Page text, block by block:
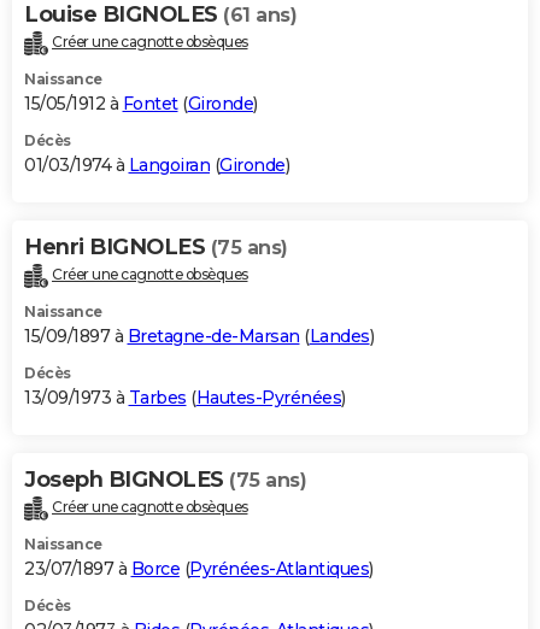
Louise BIGNOLES (61 ans)
Créer une cagnotte obsèques
Naissance
15/05/1912 à Fontet(Gironde)
Décès
01/03/1974 à Langoiran (Gironde)
Henri BIGNOLES (75 ans)
Créer une cagnotte obsèques
Naissance
15/09/1897 à Bretagne-de-Marsan (Landes)
Décès
13/09/1973 à Tarbes (Hautes-Pyrénées)
Joseph BIGNOLES (75 ans)
Créer une cagnotte obsèques
Naissance
23/07/1897 à Borce (Pyrénées-Atlantiques)
Décès